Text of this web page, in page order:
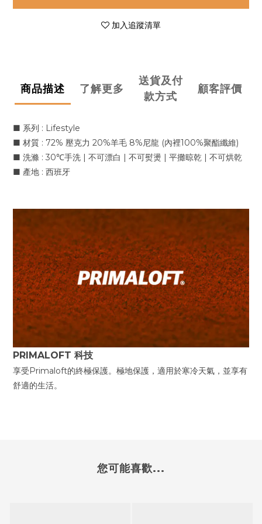
加入追蹤清單
商品描述 了解更多
送貨及付
款方式
顧客評價
■ 系列 : Lifestyle
■ 材質 : 72% 壓克力 20%羊毛 8%尼龍 (內裡100%聚酯纖維)
■ 洗滌 : 30℃手洗 | 不可漂白 | 不可熨燙 | 平攤晾乾 | 不可烘乾
■ 產地 : 西班牙
PRIMALOFT 科技
享受Primaloft的終極保護。極地保護，適用於寒冷天氣，並享有
舒適的生活。
您可能喜歡...